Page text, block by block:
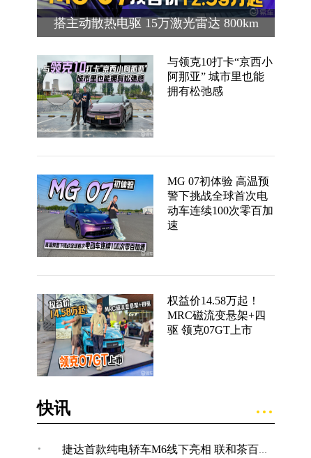
搭主动散热电驱 15万激光雷达 800km
与领克10打卡“京西小
阿那亚” 城市里也能
拥有松弛感
MG 07初体验 高温预
警下挑战全球首次电
动车连续100次零百加
速
权益价14.58万起！
MRC磁流变悬架+四
驱 领克07GT上市
快讯
· 捷达首款纯电轿车M6线下亮相 联和茶百道在成都开设限时快闪店